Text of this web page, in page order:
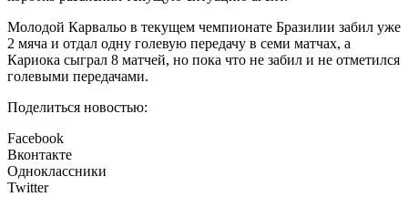
Молодой Карвальо в текущем чемпионате Бразилии забил уже
2 мяча и отдал одну голевую передачу в семи матчах, а
Кариока сыграл 8 матчей, но пока что не забил и не отметился
голевыми передачами.
Поделиться новостью:
Facebook
Вконтакте
Одноклассники
Twitter